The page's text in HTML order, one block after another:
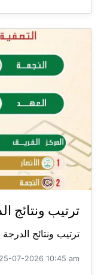
ترتيب ونتائج
ترتيب ونتائج الدرجة
25-07-2026 10:45 am